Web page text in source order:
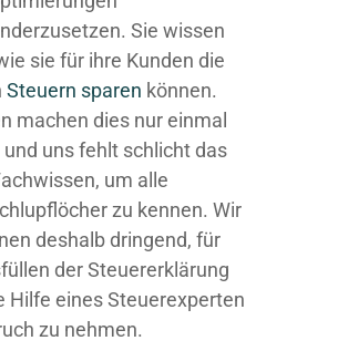
Sie wissen
sie für ihre Kunden die
Steuern sparen können.
machen dies nur einmal
und uns fehlt schlicht das
um alle
zu kennen. Wir
deshalb dringend, für
der Steuererklärung
Hilfe eines Steuerexperten
zu nehmen.